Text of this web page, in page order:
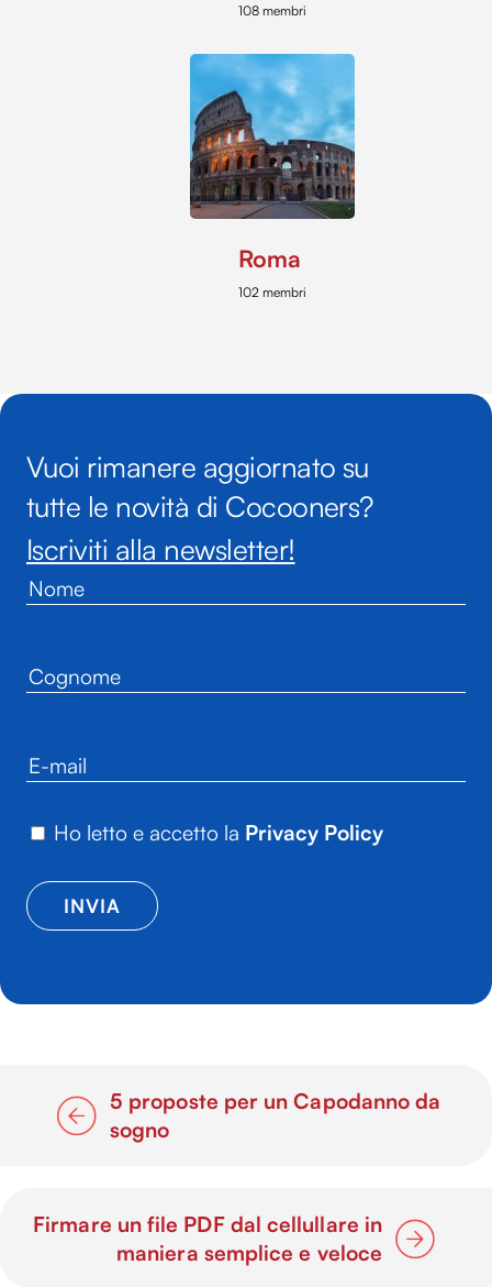
108 membri
Roma
102 membri
Vuoi rimanere aggiornato su
tutte le novità di Cocooners?
Iscriviti alla newsletter!
Ho letto e accetto la Privacy Policy
5 proposte per un Capodanno da
sogno
Firmare un file PDF dal cellullare in
maniera semplice e veloce